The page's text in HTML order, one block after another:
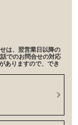
は、翌営業日以降の
でのお問合せの対応
ありますので、でき